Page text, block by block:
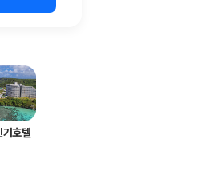
기호텔